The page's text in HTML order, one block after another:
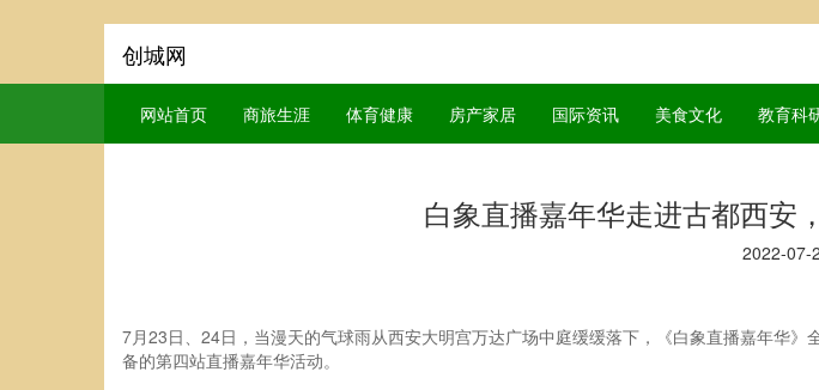
创城网
网站首页 商旅生涯 体育健康 房产家居 国际资讯 美食文化 教育科
白象直播嘉年华走进古都西安
2022-07-
7月23日、24日，当漫天的气球雨从西安大明宫万达广场中庭缓缓落下，《白象直播嘉年华
备的第四站直播嘉年华活动。